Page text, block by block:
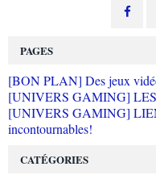
PAGES
[BON PLAN] Des jeux
[UNIVERS GAMING]
[UNIVERS GAMING]
incontournables!
CATÉGORIES